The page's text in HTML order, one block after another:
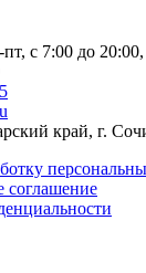
с 7:00 до 20:00,
край, г.
соглашение